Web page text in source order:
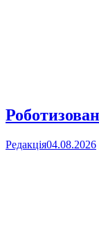
Редакція04.08.2026